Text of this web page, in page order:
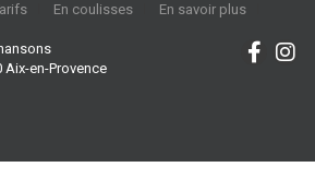
En coulisses
En savoir plus
Aix-en-Provence